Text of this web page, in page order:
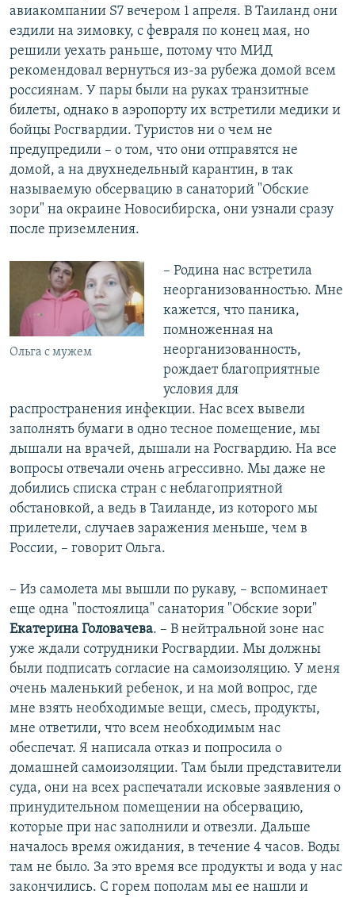
авиакомпании S7 вечером 1 апреля. В Таиланд они
ездили на зимовку, с февраля по конец мая, но
решили уехать раньше, потому что МИД
рекомендовал вернуться из-за рубежа домой всем
россиянам. У пары были на руках транзитные
билеты, однако в аэропорту их встретили медики и
бойцы Росгвардии. Туристов ни о чем не
предупредили – о том, что они отправятся не
домой, а на двухнедельный карантин, в так
называемую обсервацию в санаторий "Обские
зори" на окраине Новосибирска, они узнали сразу
после приземления.
Ольга с мужем
– Родина нас встретила
неорганизованностью. Мне
кажется, что паника,
помноженная на
неорганизованность,
рождает благоприятные
условия для
распространения инфекции. Нас всех вывели
заполнять бумаги в одно тесное помещение, мы
дышали на врачей, дышали на Росгвардию. На все
вопросы отвечали очень агрессивно. Мы даже не
добились списка стран с неблагоприятной
обстановкой, а ведь в Таиланде, из которого мы
прилетели, случаев заражения меньше, чем в
России, – говорит Ольга.
– Из самолета мы вышли по рукаву, – вспоминает
еще одна "постоялица" санатория "Обские зори"
Екатерина Головачева. – В нейтральной зоне нас
уже ждали сотрудники Росгвардии. Мы должны
были подписать согласие на самоизоляцию. У меня
очень маленький ребенок, и на мой вопрос, где
мне взять необходимые вещи, смесь, продукты,
мне ответили, что всем необходимым нас
обеспечат. Я написала отказ и попросила о
домашней самоизоляции. Там были представители
суда, они на всех распечатали исковые заявления о
принудительном помещении на обсервацию,
которые при нас заполнили и отвезли. Дальше
началось время ожидания, в течение 4 часов. Воды
там не было. За это время все продукты и вода у нас
закончились. С горем пополам мы ее нашли и